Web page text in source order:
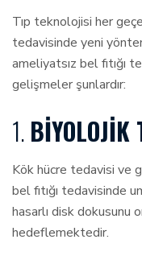
Tıp teknolojisi her
tedavisinde yeni
ameliyatsız bel fıtığı
gelişmeler şunlardır:
1. BIYOLOJIK
Kök hücre tedavisi ve
bel fıtığı tedavisinde
hasarlı disk dokusunu
hedeflemektedir.